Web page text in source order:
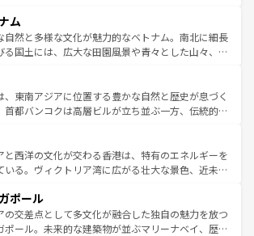
ほしい。
いいと評判のスイーツなど、バラエティ豊かな料理
が味わえる。 なお、新着の台湾情報は コンテンツ一覧を参
ほしい。
方に足を延ばせば四季折々の自然美を楽しむことが
。そして、キムチや焼肉、絶品のストリートフード
さまざまな韓国料理が待っている。夜には、韓国な
に包まれながら、韓国の多彩な魅力を心ゆくまで味
わってみてほしい。 なお、新着の韓国情報はコンテンツ一
照してほしい。
ム
自然と多様な文化が魅力的なベトナム。南北に細長
る国土には、広大な田園風景や青々とした山々、世
発展と共に伝統が息づく。ハノイの古い町並みやホ
ン市のフランス統治時代の建物も、独特の雰囲気を
している。また、バラエティの豊かさとおいしさで
フォーやバインミー、ベトナムコーヒーなどは、ぜ
で味わいたい。どの地域を訪れてもあたたかい人々
者を迎えてくれるので、きっと忘れられない旅にな
てほしい。
、東南アジアに位置する豊かな自然と歴史が息づく
首都バンコクは高層ビルが立ち並ぶ一方、伝統的な
が交差している。北部ではチェンマイなどの山岳地
然と触れ合い、南部ではプーケットやクラビの美し
チでリゾート気分を楽しむことができる。タイ料理
。気候は一年中温暖で、どの季節にも異なる楽しみ
ている。親しみやすいタイの人々、仏教を中心とし
、そして多様な観光資源が、訪れる旅人を魅了し続
と西洋の文化が交わる香港は、特有のエネルギーを
いる。ヴィクトリア湾に広がる壮大な景色、近未来
こを訪れても感動するはず。観光スポットが密集し
、効率よく見どころを回れるのも魅力。息をのむよ
景から文化的な体験まで、香港を存分に楽しみ尽く
ポール
の交差点として多文化が融合した独自の魅力を放つ
ポール。未来的な建築物が並ぶマリーナベイ、歴史